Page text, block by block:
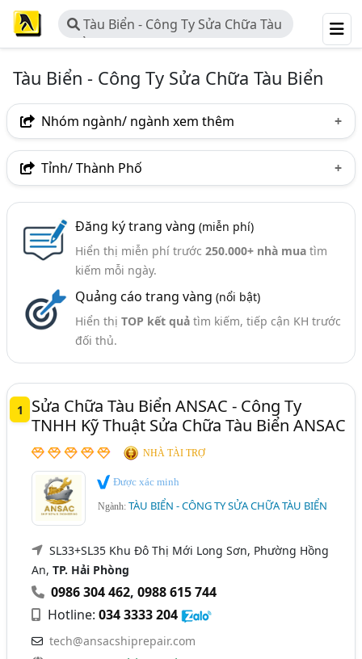
Tàu Biển - Công Ty Sửa Chữa Tàu
Biển
Tàu Biển - Công Ty Sửa Chữa Tàu Biển
Nhóm ngành/ ngành xem thêm
Ngành nghề
Ngành xem thêm
Thuyền, Du Thuyền - Nhà Sản Xuất (18)
Tỉnh/ Thành Phố
Tp. Đà Nẵng
TP. Hải Phòng
Bà Rịa-Vũng Tàu
Bình Thuận
Khánh Hòa
Nghệ An
Phú Thọ Phú Yên
Quảng Ninh
Thanh Hóa
Thừa Thiên Huế
TP. Cần Thơ
Bình Định
Cà Mau Hải Dương
Kiên Giang
Ninh Thuận
Quảng Bình
Quảng Ngãi
Tiền Giang
Đăng ký trang vàng (miễn phí)
Hiển thị miễn phí trước 250.000+ nhà muatìm
kiếm mỗi ngày.
Quảng cáo trang vàng (nổi bật)
Hiển thị TOP kết quảtìm kiếm, tiếp cận KH trước
đối thủ.
1
Sửa Chữa Tàu Biển ANSAC - Công Ty
TNHH Kỹ Thuật Sửa Chữa Tàu Biển ANSAC
NHÀ TÀI TRỢ
Được xác minh
Ngành:TÀU BIỂN - CÔNG TY SỬA CHỮA TÀU BIỂN
SL33+SL35 Khu Đô Thị Mới Long Sơn, Phường Hồng
An,TP. Hải Phòng
0986 304 462,0988 615 744
Hotline:034 3333 204
tech@ansacshiprepair.com